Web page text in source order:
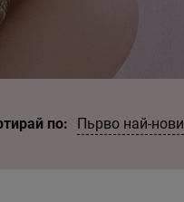
по: Пьрво най-нови